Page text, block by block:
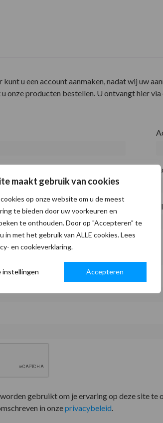
maakt gebruik van cookies
op onze website om u de meest
te bieden door uw voorkeuren en
te onthouden. Door op "Accepteren" te
in met het gebruik van ALLE cookies. Lees
en cookieverklaring.
instellingen Accepteren
u een account aanmaken, nadat wij uw
onze producten bestellen. U ontvangt hier
gebruikt om je ervaring op deze site
in onzeprivacybeleid